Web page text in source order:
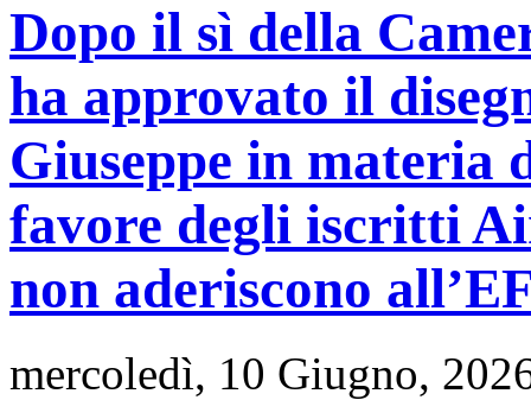
Dopo il sì della
ha approvato il
Giuseppe in materia
favore degli iscritti
non aderiscono
mercoledì, 10 Giugno,